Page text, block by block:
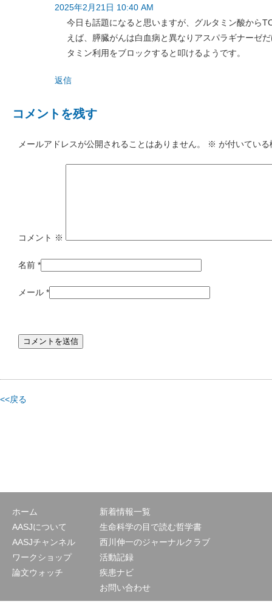
2025年2月21日 10:40 AM
今日も話題になると思いますが、グルタミン酸から
えば、膵臓がんは白血病と異なりアスパラギナーゼ
タミン利用をブロックすると叩けるようです。
返信
コメントを残す
メールアドレスが公開されることはありません。 ※ が付いてい
コメント ※
名前 *
メール *
<<戻る
ホーム
AASJについて
AASJチャンネル
ワークショップ
論文ウォッチ
新着情報一覧
生命科学の目で読む哲学書
西川伸一のジャーナルクラブ
活動記録
疾患ナビ
お問い合わせ